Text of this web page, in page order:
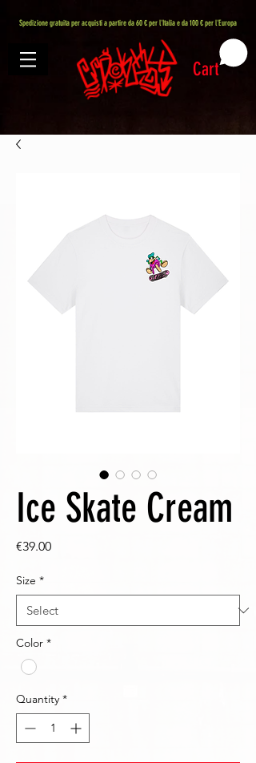
Spedizione gratuita per acquisti a partire da 60 € per l'Italia e da 100 € per l'Europa
Cart
Ice Skate Cream
€39.00Price
Size *
Color *
Quantity *